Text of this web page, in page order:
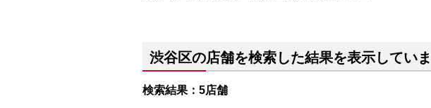
渋谷区の店舗を検索した結果を表示してい
検索結果：5店舗